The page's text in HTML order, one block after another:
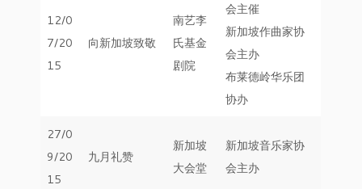
12/0
7/20
15
向新加坡致敬
南艺李
氏基金
剧院
会主催
新加坡作曲家协
会主办
布莱德岭华乐团
协办
27/0
9/20
15
九月礼赞
新加坡
大会堂
新加坡音乐家协
会主办